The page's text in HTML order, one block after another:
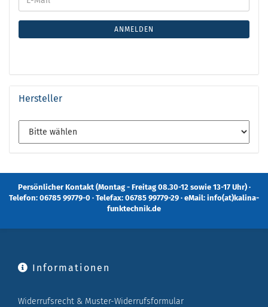
ANMELDEN
Hersteller
Persönlicher Kontakt (Montag - Freitag 08.30-12 sowie 13-17 Uhr) ·
Telefon: 06785 99779-0 · Telefax: 06785 99779-29 · eMail: info(at)kalina-
funktechnik.de
Informationen
Widerrufsrecht & Muster-Widerrufsformular